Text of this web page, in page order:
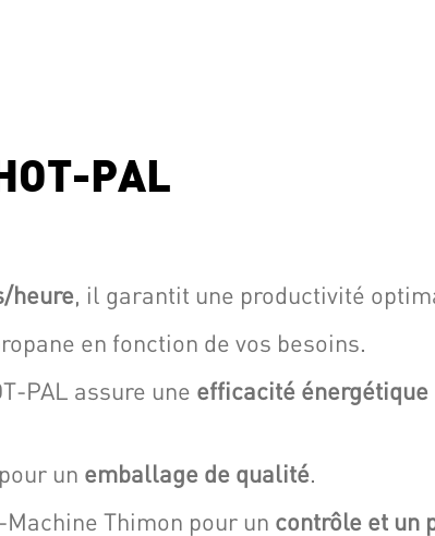
PAL
heure , il garantit une productivité
en fonction de vos besoins.
PAL assure une efficacité énergétique
un emballage de qualité
Thimon pour un contrôle et un